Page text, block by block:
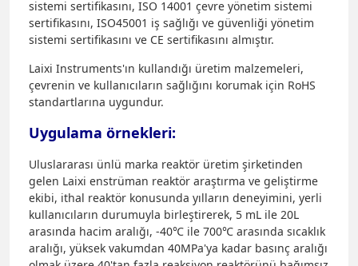
sistemi sertifikasını, ISO 14001 çevre yönetim sistemi
sertifikasını, ISO45001 iş sağlığı ve güvenliği yönetim
sistemi sertifikasını ve CE sertifikasını almıştır.
Laixi Instruments'ın kullandığı üretim malzemeleri,
çevrenin ve kullanıcıların sağlığını korumak için RoHS
standartlarına uygundur.
Uygulama örnekleri:
Uluslararası ünlü marka reaktör üretim şirketinden
gelen Laixi enstrüman reaktör araştırma ve geliştirme
ekibi, ithal reaktör konusunda yılların deneyimini, yerli
kullanıcıların durumuyla birleştirerek, 5 mL ile 20L
arasında hacim aralığı, -40℃ ile 700℃ arasında sıcaklık
aralığı, yüksek vakumdan 40MPa'ya kadar basınç aralığı